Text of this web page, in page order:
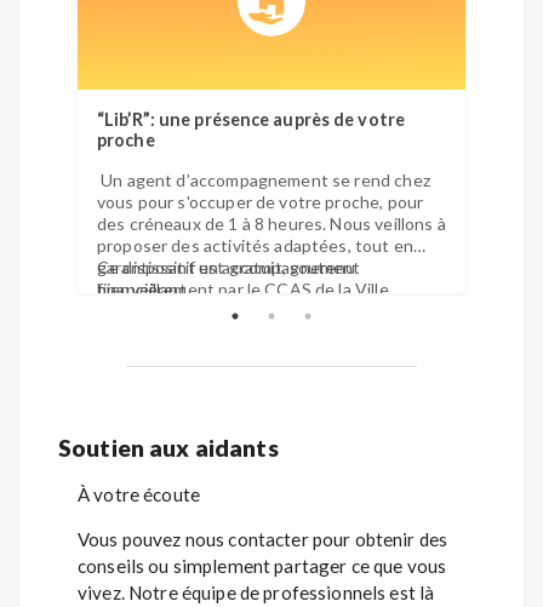
“Lib’R”: une présence auprès de votre
proche
Un agent d’accompagnement se rend chez
vous pour s'occuper de votre proche, pour
des créneaux de 1 à 8 heures. Nous veillons à
proposer des activités adaptées, tout en
garantissant un accompagnement
bienveillant.
Ce dispositif est gratuit, soutenu
financièrement par le CCAS de la Ville
d’Angers et l’Agence régionale de santé
Soutien aux aidants
À votre écoute
Vous pouvez nous contacter pour obtenir des
conseils ou simplement partager ce que vous
vivez. Notre équipe de professionnels est là